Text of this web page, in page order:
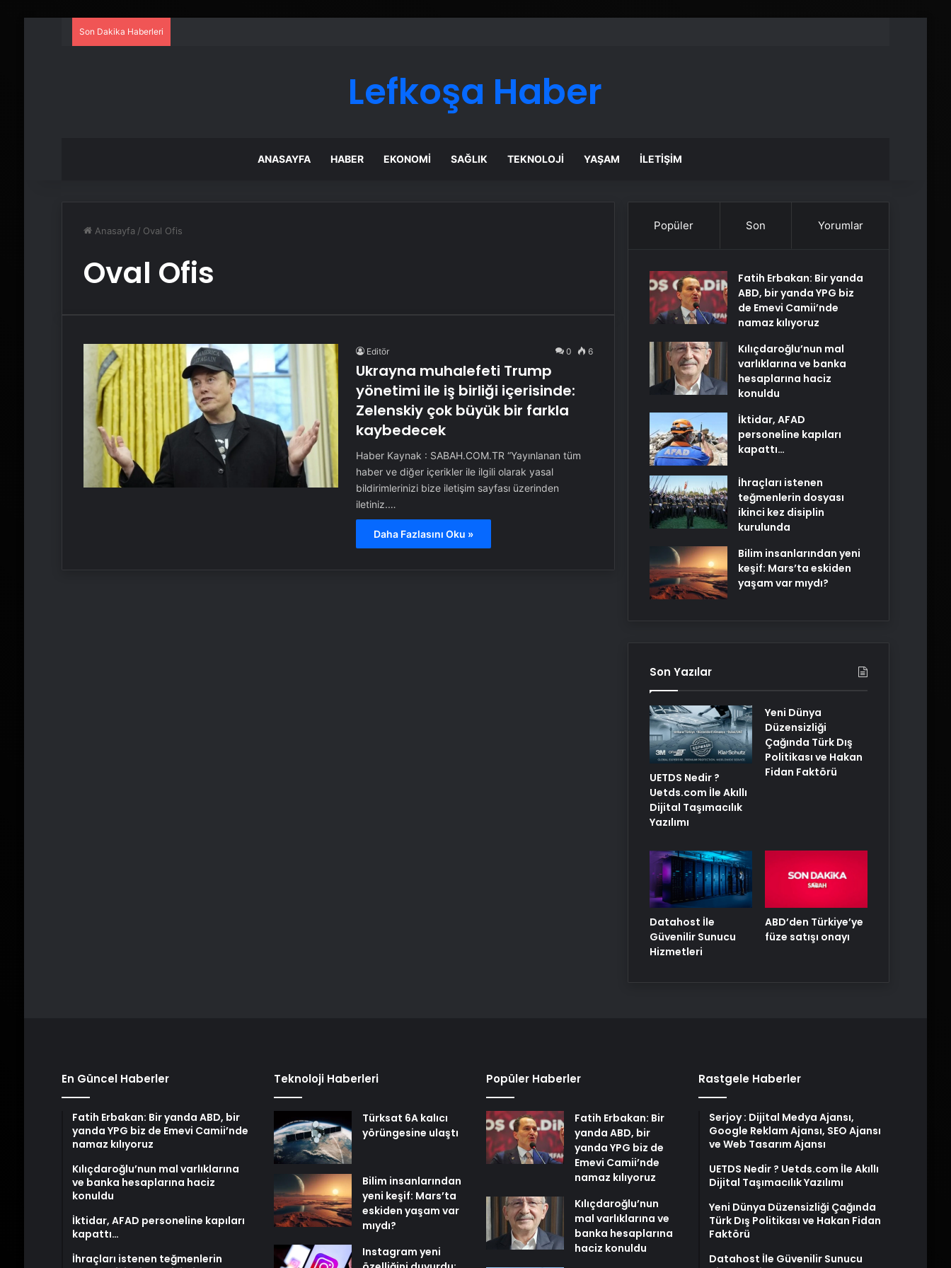
Son Dakika Haberleri
Lefkoşa Haber
ANASAYFA HABER EKONOMI SAĞLIK TEKNOLOJI YAŞAM İLETIŞIM
Anasayfa / Oval Ofis
Oval Ofis
Editör 0 6
Ukrayna muhalefeti Trump
yönetimi ile iş birliği içerisinde:
Zelenskiy çok büyük bir farkla
kaybedecek
Haber Kaynak : SABAH.COM.TR “Yayınlanan tüm
haber ve diğer içerikler ile ilgili olarak yasal
bildirimlerinizi bize iletişim sayfası üzerinden
iletiniz.…
Daha Fazlasını Oku »
Popüler Son Yorumlar
Fatih Erbakan: Bir yanda
ABD, bir yanda YPG biz
de Emevi Camii’nde
namaz kılıyoruz
Kılıçdaroğlu’nun mal
varlıklarına ve banka
hesaplarına haciz
konuldu
İktidar, AFAD
personeline kapıları
kapattı…
İhraçları istenen
teğmenlerin dosyası
ikinci kez disiplin
kurulunda
Bilim insanlarından yeni
keşif: Mars’ta eskiden
yaşam var mıydı?
Son Yazılar
UETDS Nedir ?
Uetds.com İle Akıllı
Dijital Taşımacılık
Yazılımı
Yeni Dünya
Düzensizliği
Çağında Türk Dış
Politikası ve Hakan
Fidan Faktörü
Datahost İle
Güvenilir Sunucu
Hizmetleri
ABD’den Türkiye’ye
füze satışı onayı
En Güncel Haberler
Fatih Erbakan: Bir yanda ABD, bir
yanda YPG biz de Emevi Camii’nde
namaz kılıyoruz
Kılıçdaroğlu’nun mal varlıklarına
ve banka hesaplarına haciz
konuldu
İktidar, AFAD personeline kapıları
kapattı…
İhraçları istenen teğmenlerin
Teknoloji Haberleri
Türksat 6A kalıcı
yörüngesine ulaştı
Bilim insanlarından
yeni keşif: Mars’ta
eskiden yaşam var
mıydı?
Instagram yeni
Popüler Haberler
Fatih Erbakan: Bir
yanda ABD, bir
yanda YPG biz de
Emevi Camii’nde
namaz kılıyoruz
Kılıçdaroğlu’nun
mal varlıklarına ve
banka hesaplarına
haciz konuldu
Rastgele Haberler
Serjoy : Dijital Medya Ajansı,
Google Reklam Ajansı, SEO Ajansı
ve Web Tasarım Ajansı
UETDS Nedir ? Uetds.com İle Akıllı
Dijital Taşımacılık Yazılımı
Yeni Dünya Düzensizliği Çağında
Türk Dış Politikası ve Hakan Fidan
Faktörü
Datahost İle Güvenilir Sunucu